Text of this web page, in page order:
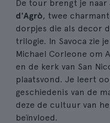
De tour brengt je naar
d'Agrò, twee
dorpjes die als decor
trilogie. In Savoca zie
Michael Corleone om
en de kerk van San
plaatsvond. Je leert
geschiedenis van de
deze de cultuur van
beïnvloed.